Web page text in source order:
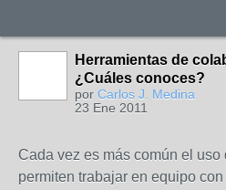
Herramientas de
¿Cuáles conoces?
por Carlos J. Medina
23 Ene 2011
Cada vez es más común el
permiten trabajar en equipo